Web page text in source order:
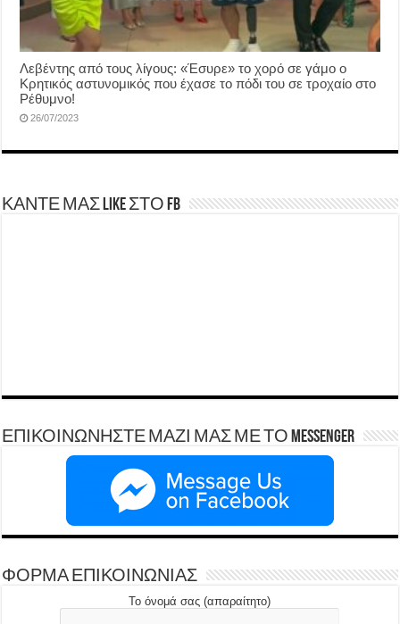
Λεβέντης από τους λίγους: «Έσυρε» το χορό σε γάμο ο
Κρητικός αστυνομικός που έχασε το πόδι του σε τροχαίο στο
Ρέθυμνο!
26/07/2023
ΚΑΝΤΕ ΜΑΣ LIKE ΣΤΟ FB
ΕΠΙΚΟΙΝΩΝΗΣΤΕ ΜΑΖΙ ΜΑΣ ΜΕ ΤΟ Messenger
ΦΟΡΜΑ ΕΠΙΚΟΙΝΩΝΙΑΣ
Το όνομά σας (απαραίτητο)